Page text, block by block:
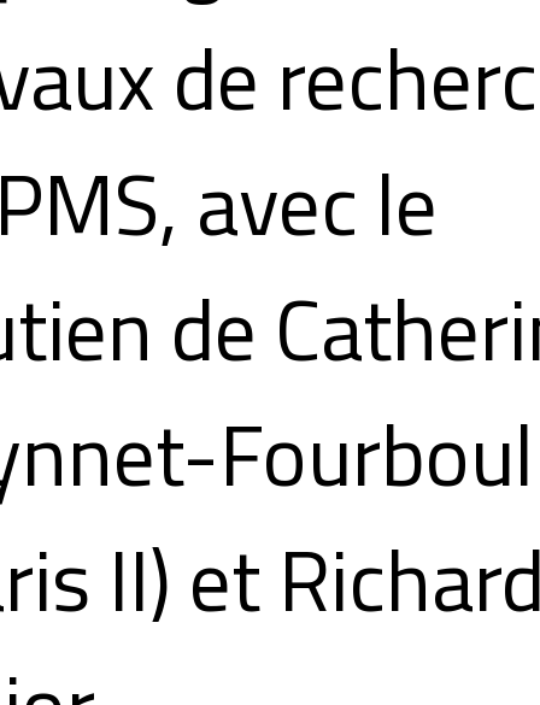
de
avec le
de
Fourboul
II) et